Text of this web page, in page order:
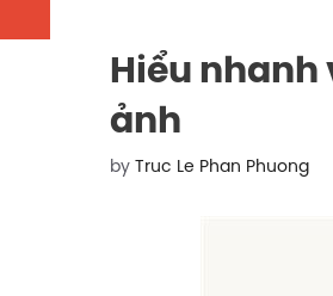
Hiểu
ảnh
by Truc Le Phan Phuong